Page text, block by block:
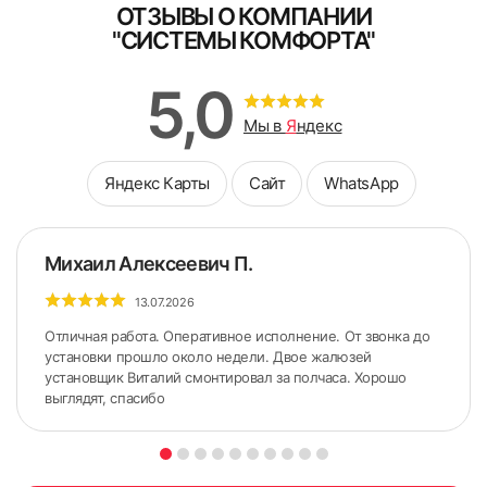
ОТЗЫВЫ О КОМПАНИИ
"СИСТЕМЫ КОМФОРТА"
5,0 Мы в Яндекс
Яндекс Карты Сайт WhatsApp
Михаил Алексеевич П.
13.07.2026
Отличная работа. Оперативное исполнение. От звонка до
установки прошло около недели. Двое жалюзей
установщик Виталий смонтировал за полчаса. Хорошо
выглядят, спасибо